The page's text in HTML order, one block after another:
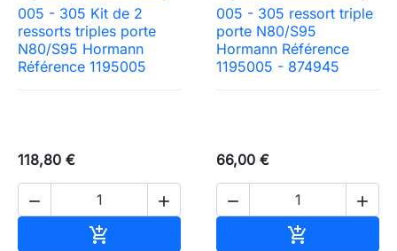
005 - 305 Kit de 2
ressorts triples porte
N80/S95 Hormann
Référence 1195005
118,80 €
 

005 - 305 ressort triple
porte N80/S95
Hormann Référence
1195005 - 874945
66,00 €
 
